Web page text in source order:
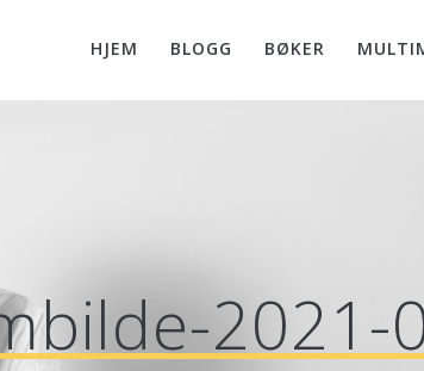
HJEM BLOGG BØKER
2021-